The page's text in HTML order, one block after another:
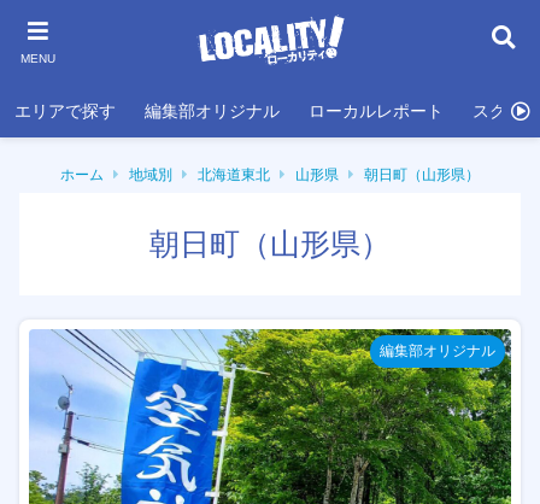
MENU
エリアで探す 編集部オリジナル ローカルレポート スクール
ホーム 地域別 北海道東北 山形県 朝日町（山形県）
朝日町（山形県）
編集部オリジナル